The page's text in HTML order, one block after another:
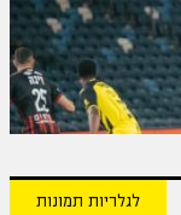
לגלריות תמונות